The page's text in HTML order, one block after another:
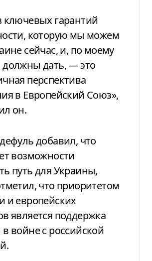
ключевых гарантий
которую мы можем
сейчас, и, по моему
дать, — это
перспектива
в Европейский Союз»,
он.
добавил, что
возможности
путь для Украины,
что приоритетом
и европейских
является поддержка
войне с российской